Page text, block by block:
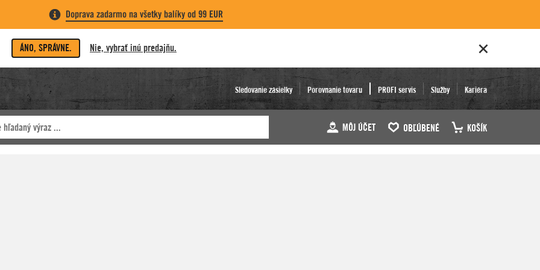
Doprava zadarmo na všetky balíky od 99 EUR
ÁNO, SPRÁVNE. Nie, vybrať inú predajňu.
Sledovanie zásielky Porovnanie tovaru PROFI servis Služby Kariéra
MÔJ ÚČET OBĽÚBENÉ KOŠÍK